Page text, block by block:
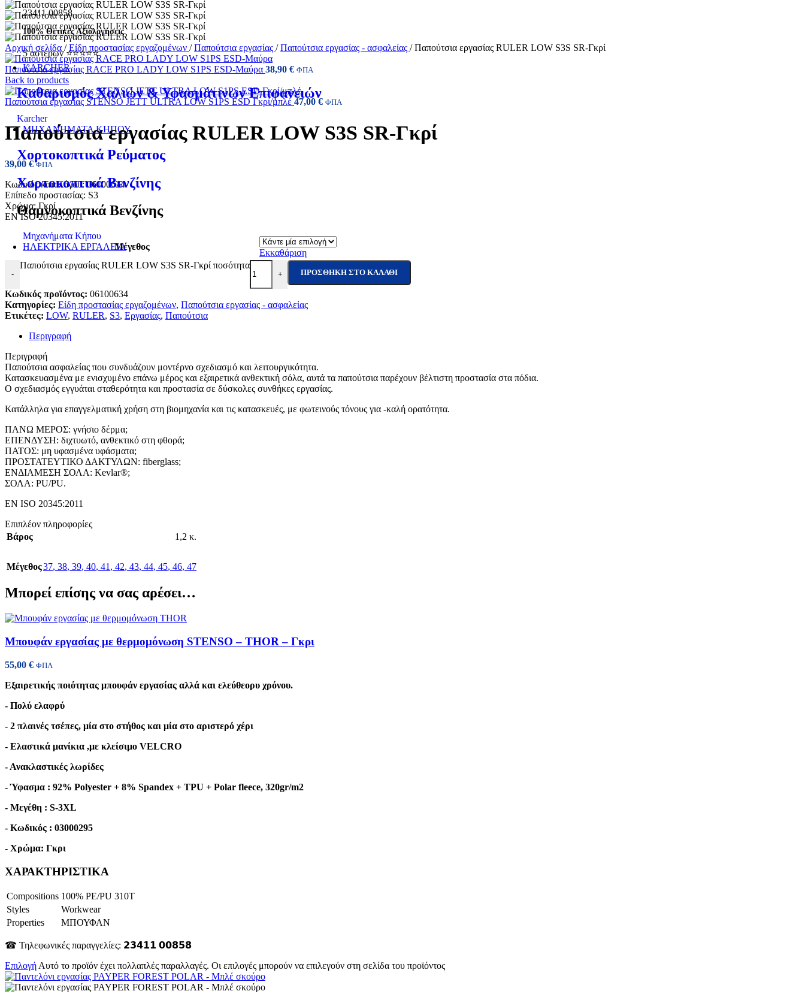
23411 00858
100% Θετικές Αξιολογήσεις
5 αστέρων ⭐⭐⭐⭐⭐
KARCHER
Καθαρισμός Χαλιών & Υφασμάτινων Επιφανειών
Karcher
ΜΗΧΑΝΗΜΑΤΑ ΚΗΠΟΥ
Χορτοκοπτικά Ρεύματος
Χορτοκοπτικά Βενζίνης
Θαμνοκοπτικά Βενζίνης
Μηχανήματα Κήπου
ΗΛΕΚΤΡΙΚΑ ΕΡΓΑΛΕΙΑ
Αρχική σελίδα / Είδη προστασίας εργαζομένων / Παπούτσια εργασίας / Παπούτσια εργασίας - ασφαλείας / Παπούτσια εργασίας RULER LOW S3S SR-Γκρί
Παπούτσια εργασίας RACE PRO LADY LOW S1PS ESD-Μαύρα 38,90 € ΦΠΑ
Back to products
Παπούτσια εργασίας STENSO JETT ULTRA LOW S1PS ESD Γκρί/μπλέ 47,00 € ΦΠΑ
Παπούτσια εργασίας RULER LOW S3S SR-Γκρί
39,00 € ΦΠΑ
Κωδικός καταλόγου: 06100634
Επίπεδο προστασίας: S3
Χρώμα: Γκρί
ΕΝ ISO 20345:2011
Μέγεθος
Εκκαθάριση
-
Παπούτσια εργασίας RULER LOW S3S SR-Γκρί ποσότητα
+ ΠΡΟΣΘΉΚΗ ΣΤΟ ΚΑΛΆΘΙ
Κωδικός προϊόντος: 06100634
Κατηγορίες: Είδη προστασίας εργαζομένων, Παπούτσια εργασίας - ασφαλείας
Ετικέτες: LOW, RULER, S3, Εργασίας, Παπούτσια
Περιγραφή
Περιγραφή
Παπούτσια ασφαλείας που συνδυάζουν μοντέρνο σχεδιασμό και λειτουργικότητα.
Κατασκευασμένα με ενισχυμένο επάνω μέρος και εξαιρετικά ανθεκτική σόλα, αυτά τα παπούτσια παρέχουν βέλτιστη προστασία στα πόδια.
Ο σχεδιασμός εγγυάται σταθερότητα και προστασία σε δύσκολες συνθήκες εργασίας.
Κατάλληλα για επαγγελματική χρήση στη βιομηχανία και τις κατασκευές, με φωτεινούς τόνους για -καλή ορατότητα.
ΠΑΝΩ ΜΕΡΟΣ: γνήσιο δέρμα;
ΕΠΕΝΔΥΣΗ: διχτυωτό, ανθεκτικό στη φθορά;
ΠΑΤΟΣ: μη υφασμένα υφάσματα;
ΠΡΟΣΤΑΤΕΥΤΙΚΟ ΔΑΚΤΥΛΩΝ: fiberglass;
ΕΝΔΙΑΜΕΣΗ ΣΟΛΑ: Kevlar®;
ΣΟΛΑ: PU/PU.
EN ISO 20345:2011
Επιπλέον πληροφορίες
Βάρος
1,2 κ.
Μέγεθος37, 38, 39, 40, 41 , 42, 43, 44, 45, 46, 47
Μπορεί επίσης να σας αρέσει…
Μπουφάν εργασίας με θερμομόνωση STENSO – THOR – Γκρι
55,00 € ΦΠΑ
Εξαιρετικής ποιότητας μπουφάν εργασίας αλλά και ελεύθεορυ χρόνου.
- Πολύ ελαφρύ
- 2 πλαινές τσέπες, μία στο στήθος και μία στο αριστερό χέρι
- Ελαστικά μανίκια ,με κλείσιμο VELCRO
- Ανακλαστικές λωρίδες
- Ύφασμα : 92% Polyester + 8% Spandex + TPU + Polar fleece, 320gr/m2
- Μεγέθη : S-3XL
- Κωδικός : 03000295
- Χρώμα: Γκρι
ΧΑΡΑΚΤΗΡΙΣΤΙΚΑ
Compositions 100% PE/PU 310T
Styles
Workwear
Properties
ΜΠΟΥΦΑΝ
☎ Τηλεφωνικές παραγγελίες: 𝟮𝟯𝟰𝟭𝟭 𝟬𝟬𝟴𝟱𝟴
Επιλογή Αυτό το προϊόν έχει πολλαπλές παραλλαγές. Οι επιλογές μπορούν να επιλεγούν στη σελίδα του προϊόντος